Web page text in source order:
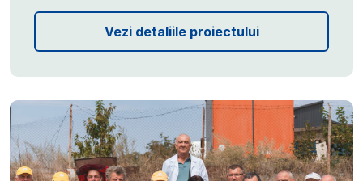
Vezi detaliile proiectului